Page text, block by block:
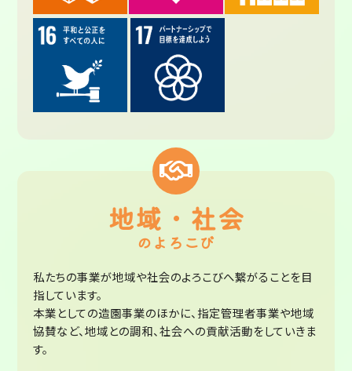
地域・社会
のよろこび
私たちの事業が地域や社会のよろこびへ繋がることを目
指しています。
本業としての造園事業のほかに、指定管理者事業や地域
協賛など、地域との調和、社会への貢献活動をしていきま
す。